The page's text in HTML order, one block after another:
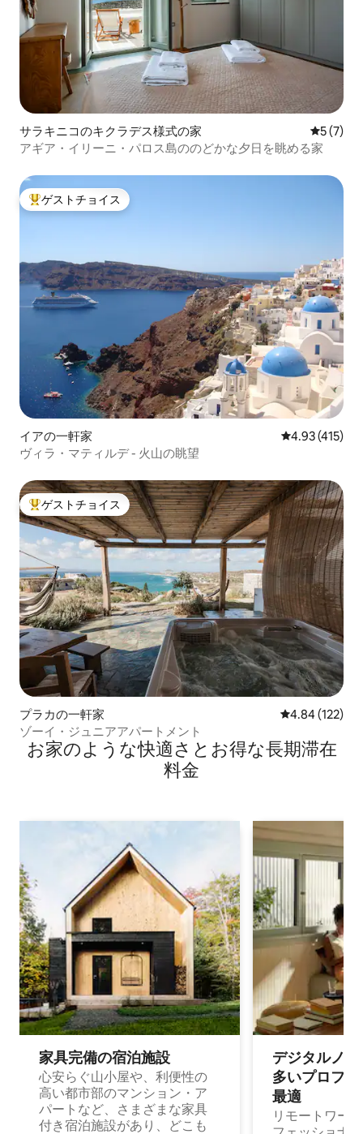
サラキニコのキクラデス様式の家 レビュー
5 (7)
アギア・イリーニ・パロス島ののどかな夕日を眺める家
大好評のゲストチョイスです。
ゲストチョイス
イアの一軒家 レビュー415
4.93 (415)
ヴィラ・マティルデ - 火山の眺望
大好評のゲストチョイスです。
ゲストチョイス
プラカの一軒家 レビュー122
4.84 (122)
ゾーイ・ジュニアアパートメント
お家のような快⁠適⁠さ⁠とお⁠得⁠な長⁠期⁠滞⁠在
料⁠金
家具完備の宿⁠泊⁠施⁠設
心安らぐ山小屋や、利便性の
高い都市部のマンション・ア
パートなど、さまざまな家具
付き宿泊施設があり、どこも
デジタルノ
多⁠いプ⁠ロ⁠フ⁠
最⁠適
リモートワー